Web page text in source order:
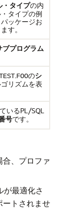
・タイプの内
タイプの例
ッケージお
す。
ブプログラム
.FOOのシ
リズムを表
いるPL/SQL
号です。
、プロファ
が最適化さ
ートされませ